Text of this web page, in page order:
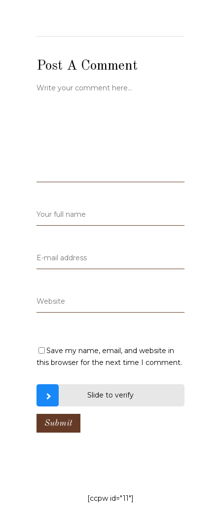
Post A Comment
Save my name, email, and website in
this browser for the next time I comment.
Slide to verify
[ccpw id="11"]